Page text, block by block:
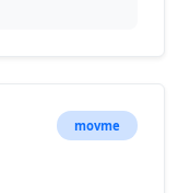
movme